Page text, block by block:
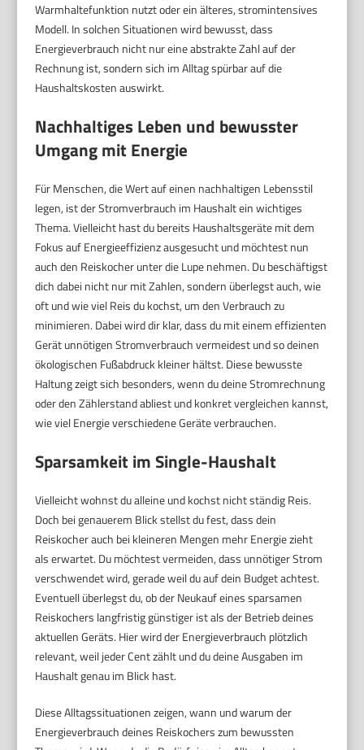
Warmhaltefunktion nutzt oder ein älteres, stromintensives
Modell. In solchen Situationen wird bewusst, dass
Energieverbrauch nicht nur eine abstrakte Zahl auf der
Rechnung ist, sondern sich im Alltag spürbar auf die
Haushaltskosten auswirkt.
Nachhaltiges Leben und bewusster
Umgang mit Energie
Für Menschen, die Wert auf einen nachhaltigen Lebensstil
legen, ist der Stromverbrauch im Haushalt ein wichtiges
Thema. Vielleicht hast du bereits Haushaltsgeräte mit dem
Fokus auf Energieeffizienz ausgesucht und möchtest nun
auch den Reiskocher unter die Lupe nehmen. Du beschäftigst
dich dabei nicht nur mit Zahlen, sondern überlegst auch, wie
oft und wie viel Reis du kochst, um den Verbrauch zu
minimieren. Dabei wird dir klar, dass du mit einem effizienten
Gerät unnötigen Stromverbrauch vermeidest und so deinen
ökologischen Fußabdruck kleiner hältst. Diese bewusste
Haltung zeigt sich besonders, wenn du deine Stromrechnung
oder den Zählerstand abliest und konkret vergleichen kannst,
wie viel Energie verschiedene Geräte verbrauchen.
Sparsamkeit im Single-Haushalt
Vielleicht wohnst du alleine und kochst nicht ständig Reis.
Doch bei genauerem Blick stellst du fest, dass dein
Reiskocher auch bei kleineren Mengen mehr Energie zieht
als erwartet. Du möchtest vermeiden, dass unnötiger Strom
verschwendet wird, gerade weil du auf dein Budget achtest.
Eventuell überlegst du, ob der Neukauf eines sparsamen
Reiskochers langfristig günstiger ist als der Betrieb deines
aktuellen Geräts. Hier wird der Energieverbrauch plötzlich
relevant, weil jeder Cent zählt und du deine Ausgaben im
Haushalt genau im Blick hast.
Diese Alltagssituationen zeigen, wann und warum der
Energieverbrauch deines Reiskochers zum bewussten